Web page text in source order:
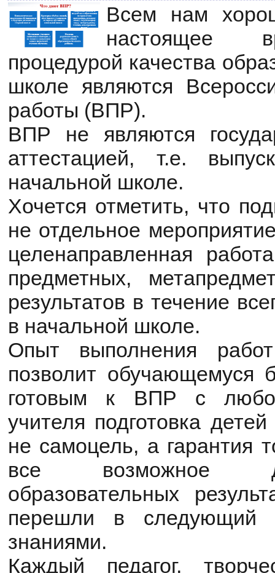
Всем нам
настоящее
процедурой качества
школе являются
работы (ВПР).
ВПР не являются
аттестацией, т.е.
начальной школе.
Хочется отметить, что
не отдельное
целенаправленная
предметных,
результатов в течение
в начальной школе.
Опыт выполнения
позволит обучающемуся
готовым к ВПР с
учителя подготовка
не самоцель, а гарантия
все возможное
образовательных
перешли в следующий
знаниями.
Каждый педагог,